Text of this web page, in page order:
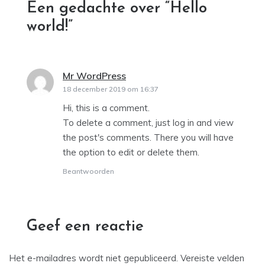
Een gedachte over “Hello
world!”
Mr WordPress
18 december 2019 om 16:37
Hi, this is a comment.
To delete a comment, just log in and view
the post's comments. There you will have
the option to edit or delete them.
Beantwoorden
Geef een reactie
Het e-mailadres wordt niet gepubliceerd. Vereiste velden